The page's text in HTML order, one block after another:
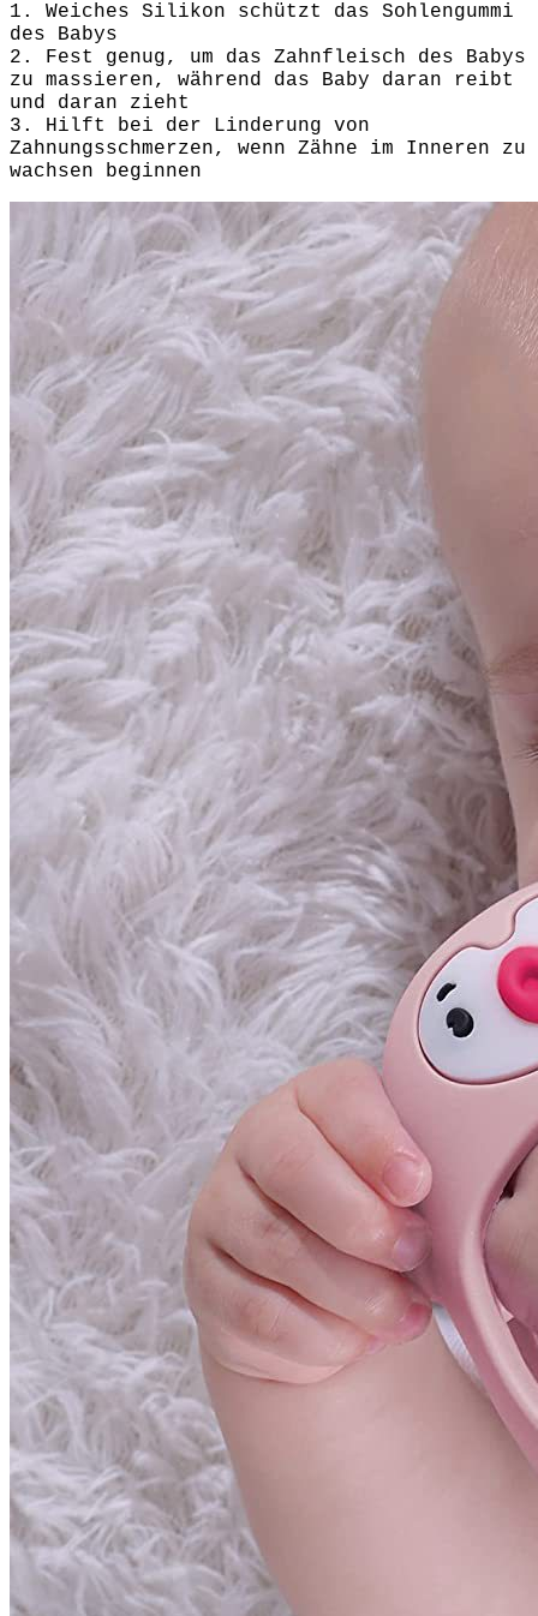
1. Weiches Silikon schützt das Sohlengummi
des Babys
2. Fest genug, um das Zahnfleisch des Babys
zu massieren, während das Baby daran reibt
und daran zieht
3. Hilft bei der Linderung von
Zahnungsschmerzen, wenn Zähne im Inneren zu
wachsen beginnen